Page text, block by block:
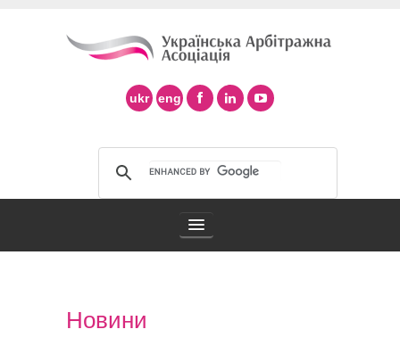
ukr eng
Арбітраж в Україні
Новини